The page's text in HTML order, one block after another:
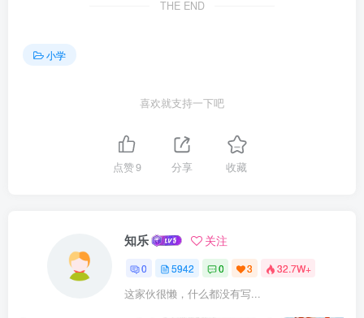
THE END
小学
喜欢就支持一下吧
点赞9 分享 收藏
知乐 关注
0 5942 0 3 32.7W+
这家伙很懒，什么都没有写...